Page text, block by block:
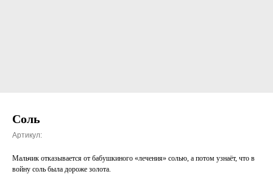
Соль
Артикул:
Мальчик отказывается от бабушкиного «лечения» солью, а потом узнаёт, что в
войну соль была дороже золота.